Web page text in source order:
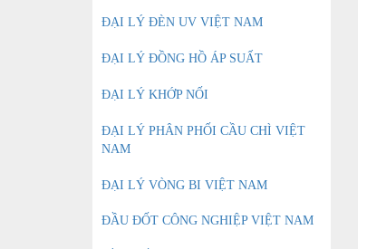
ĐẠI LÝ ĐÈN UV VIỆT NAM
ĐẠI LÝ ĐỒNG HỒ ÁP SUẤT
ĐẠI LÝ KHỚP NỐI
ĐẠI LÝ PHÂN PHỐI CẦU CHÌ VIỆT
NAM
ĐẠI LÝ VÒNG BI VIỆT NAM
ĐẦU ĐỐT CÔNG NGHIỆP VIỆT NAM